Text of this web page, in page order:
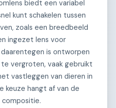
biedt een variabel
kunt schakelen tussen
zoals een breedbeeld
ingezet lens voor
is ontworpen
vergroten, vaak gebruikt
vastleggen van dieren in
keuze hangt af van de